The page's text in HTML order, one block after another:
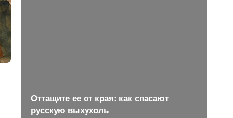
Оттащите ее от края: как спасают
русскую выхухоль